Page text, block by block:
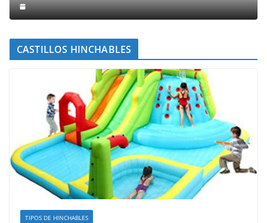
CASTILLOS HINCHABLES
TIPOS DE HINCHABLES